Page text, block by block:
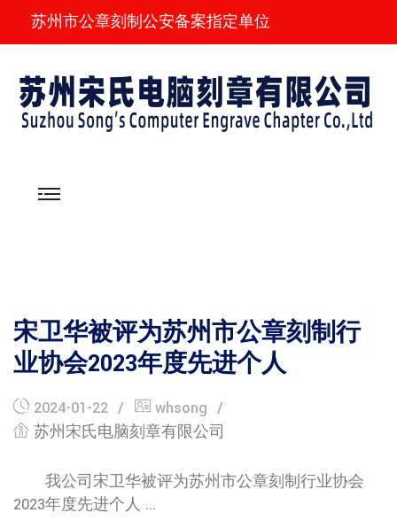
苏州市公章刻制公安备案指定单位
宋卫华被评为苏州市公章刻制行
业协会2023年度先进个人
2024-01-22
whsong
苏州宋氏电脑刻章有限公司
我公司宋卫华被评为苏州市公章刻制行业协会
2023年度先进个人 ...